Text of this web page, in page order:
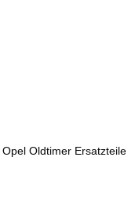
Oldtimer Ersatzteile